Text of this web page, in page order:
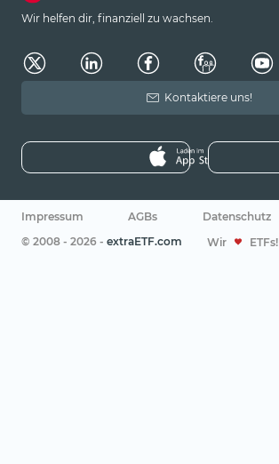
Wir helfen dir, finanziell zu wachsen.
Kontaktiere uns!
Impressum AGBs Datenschutz
© 2008 - 2026 - extraETF.com Wir ETFs!